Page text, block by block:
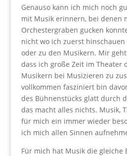
Genauso kann ich mich noch
mit Musik erinnern, bei denen
Orchestergraben gucken
nicht wo ich zuerst
oder zu den Musikern. Mir
dass ich große Zeit im Theater
Musikern bei Musizieren zu
vollkommen fasziniert bin
des Bühnenstücks glatt durch
das macht alles nichts. Musik,
für mich ein immer wieder
ich mich allen Sinnen
Für mich hat Musik die gleiche